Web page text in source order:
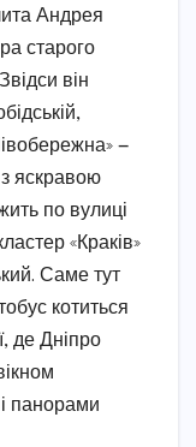
Андрея
старого
він
—
яскравою
по вулиці
«Краків»
Саме тут
котиться
де Дніпро
панорами